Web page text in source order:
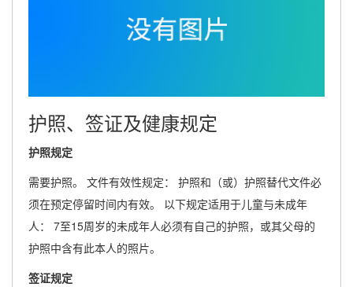
护照、签证及健康规定
护照规定
需要护照。 文件有效性规定： 护照和（或）护照替代文件必
须在预定停留时间内有效。 以下规定适用于儿童与未成年
人： 7至15周岁的未成年人必须有自己的护照，或其父母的
护照中含有此本人的照片。
签证规定